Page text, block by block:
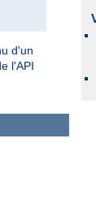
d'un
l'API